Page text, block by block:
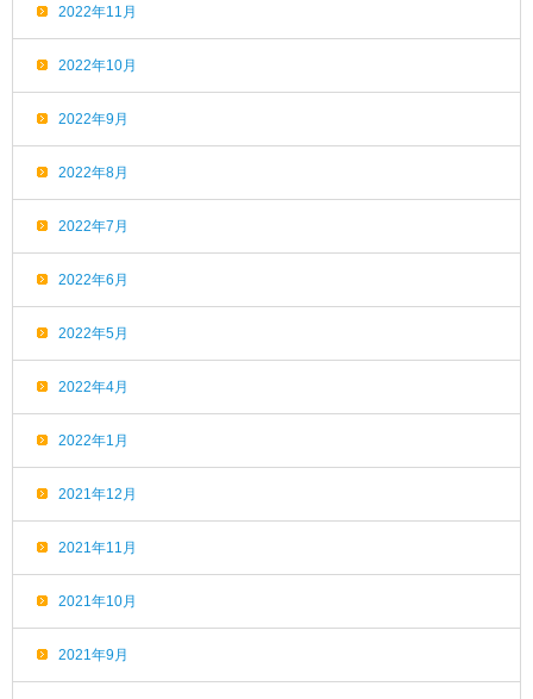
2022年11月
2022年10月
2022年9月
2022年8月
2022年7月
2022年6月
2022年5月
2022年4月
2022年1月
2021年12月
2021年11月
2021年10月
2021年9月